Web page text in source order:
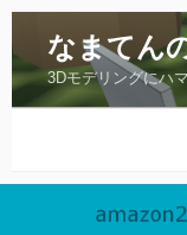
コ
ン
テ
ス
なまてん
3Dモデリングにハ